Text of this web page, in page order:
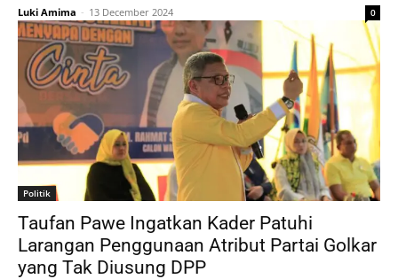
Luki Amima - 13 December 2024 0
Politik
Taufan Pawe Ingatkan Kader Patuhi
Larangan Penggunaan Atribut Partai Golkar
yang Tak Diusung DPP